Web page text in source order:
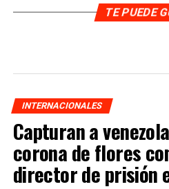
TE PUEDE
INTERNACIONALES
Capturan a
corona de flores
director de prisión